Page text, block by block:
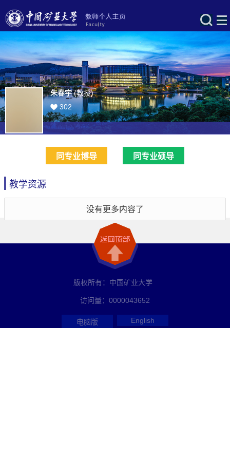
朱春宇(教授)
302
同专业博导 同专业硕导
教学资源
没有更多内容了
版权所有：中国矿业大学
访问量： 0000043652
电脑版 English